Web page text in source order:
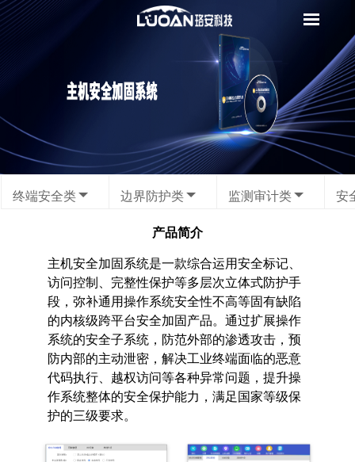
终端安全类 边界防护类 监测审计类
安
产品简介
主机安全加固系统是一款综合运用安全标记、
访问控制、完整性保护等多层次立体式防护手
段，弥补通用操作系统安全性不高等固有缺陷
的内核级跨平台安全加固产品。通过扩展操作
系统的安全子系统，防范外部的渗透攻击，预
防内部的主动泄密，解决工业终端面临的恶意
代码执行、越权访问等各种异常问题 ，提升操
作系统整体的安全保护能力，满足国家等级保
护的三级要求。